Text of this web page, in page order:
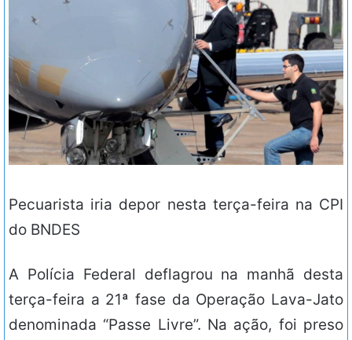
Pecuarista iria depor nesta terça-feira na CPI
do BNDES
A Polícia Federal deflagrou na manhã desta
terça-feira a 21ª fase da Operação Lava-Jato
denominada “Passe Livre”. Na ação, foi preso